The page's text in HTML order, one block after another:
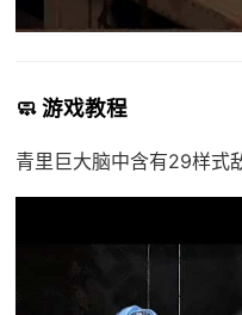
🧼 游戏教程
青里巨大脑中含有29样式